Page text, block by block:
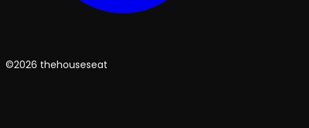
©2026 thehouseseat